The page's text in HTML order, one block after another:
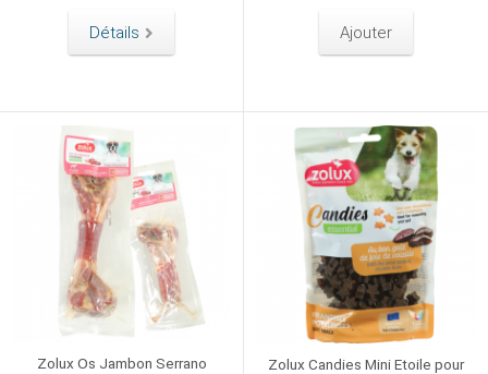
Détails Ajouter
Zolux Os Jambon Serrano
Zolux Candies Mini Etoile pour